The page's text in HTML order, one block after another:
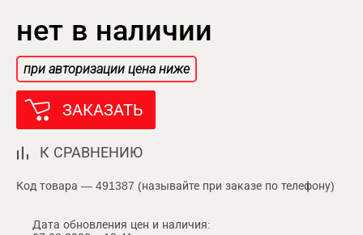
нет в наличии
при авторизации цена ниже
ЗАКАЗАТЬ
К СРАВНЕНИЮ
Код товара — 491387 (называйте при заказе по телефону)
Дата обновления цен и наличия: